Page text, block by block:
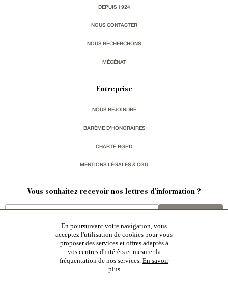
DEPUIS 1924
NOUS CONTACTER
NOUS RECHERCHONS
MÉCÉNAT
Entreprise
NOUS REJOINDRE
BARÈME D'HONORAIRES
CHARTE RGPD
MENTIONS LÉGALES & CGU
Vous souhaitez recevoir nos lettres d'information ?
Patrice Besse est une agence immobilière basée à Paris, ayant créé un réseau national spécialisé
En poursuivant votre navigation, vous
acceptez l'utilisation de cookies pour vous
proposer des services et offres adaptés à
vos centres d'intérêts et mesurer la
fréquentation de nos services. En savoir
plus